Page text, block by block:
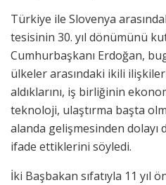
Türkiye ile Slovenya
tesisinin 30. yıl dönümünü
Cumhurbaşkanı Erdoğan,
ülkeler arasındaki ikili
aldıklarını, iş birliğinin
teknoloji, ulaştırma başta
alanda gelişmesinden dolayı
ifade ettiklerini söyledi.
İki Başbakan sıfatıyla 11 yıl